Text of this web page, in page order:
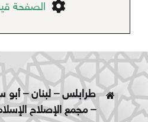
الصفحة
طرابلس – لبنان – أبو
– مجمع الإصلاح